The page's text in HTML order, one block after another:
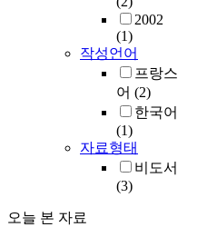
2002
(1)
작성언어
프랑스
어 (2)
한국어
(1)
자료형태
비도서
(3)
오늘 본 자료